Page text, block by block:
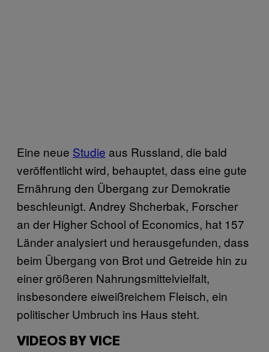
Eine neue Studie aus Russland, die bald
veröffentlicht wird, behauptet, dass eine gute
Ernährung den Übergang zur Demokratie
beschleunigt. Andrey Shcherbak, Forscher
an der Higher School of Economics, hat 157
Länder analysiert und herausgefunden, dass
beim Übergang von Brot und Getreide hin zu
einer größeren Nahrungsmittelvielfalt,
insbesondere eiweißreichem Fleisch, ein
politischer Umbruch ins Haus steht.
VIDEOS BY VICE